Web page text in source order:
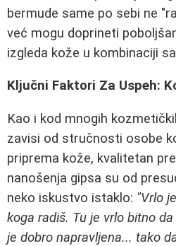
bermude same po sebi ne
već mogu doprineti
izgleda kože u kombinaciji
Ključni Faktori Za Uspeh:
Kao i kod mnogih
zavisi od stručnosti osobe
priprema kože, kvalitetan
nanošenja gipsa su od
neko iskustvo istaklo: "Vrlo
koga radiš. Tu je vrlo bitno
je dobro napravljena... tako